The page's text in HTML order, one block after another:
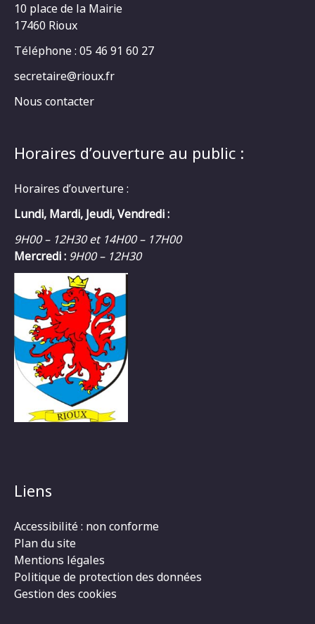
10 place de la Mairie
17460 Rioux
Téléphone : 05 46 91 60 27
secretaire@rioux.fr
Nous contacter
Horaires d’ouverture au public :
Horaires d’ouverture :
Lundi, Mardi, Jeudi, Vendredi :
9H00 – 12H30 et 14H00 – 17H00
Mercredi : 9H00 – 12H30
Liens
Accessibilité : non conforme
Plan du site
Mentions légales
Politique de protection des données
Gestion des cookies